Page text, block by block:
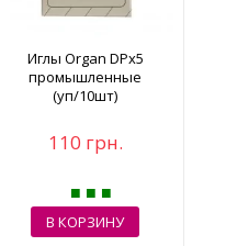
Иглы Organ DРx5
промышленные
(уп/10шт)
110 грн.
В КОРЗИНУ